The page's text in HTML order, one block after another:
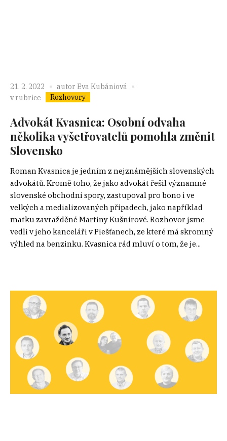
21. 2. 2022 autor Eva Kubániová
v rubrice
Rozhovory
Advokát Kvasnica: Osobní odvaha
několika vyšetřovatelů pomohla změnit
Slovensko
Roman Kvasnica je jedním z nejznámějších slovenských
advokátů. Kromě toho, že jako advokát řešil významné
slovenské obchodní spory, zastupoval pro bono i ve
velkých a medializovaných případech, jako například
matku zavražděné Martiny Kušnírové. Rozhovor jsme
vedli v jeho kanceláři v Piešťanech, ze které má skromný
výhled na benzinku. Kvasnica rád mluví o tom, že je...